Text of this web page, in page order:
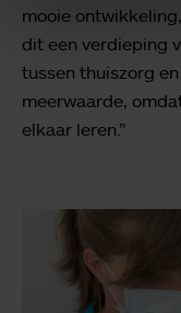
mooie
dit een verdieping
tussen thuiszorg
meerwaarde,
elkaar leren.”